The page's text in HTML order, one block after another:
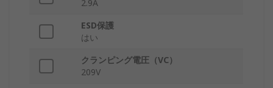
2.9A
ESD保護
はい
クランピング電圧（VC）
209V